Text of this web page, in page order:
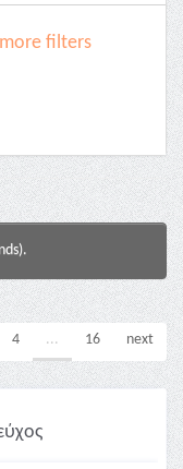
filters
4 ... 16 next